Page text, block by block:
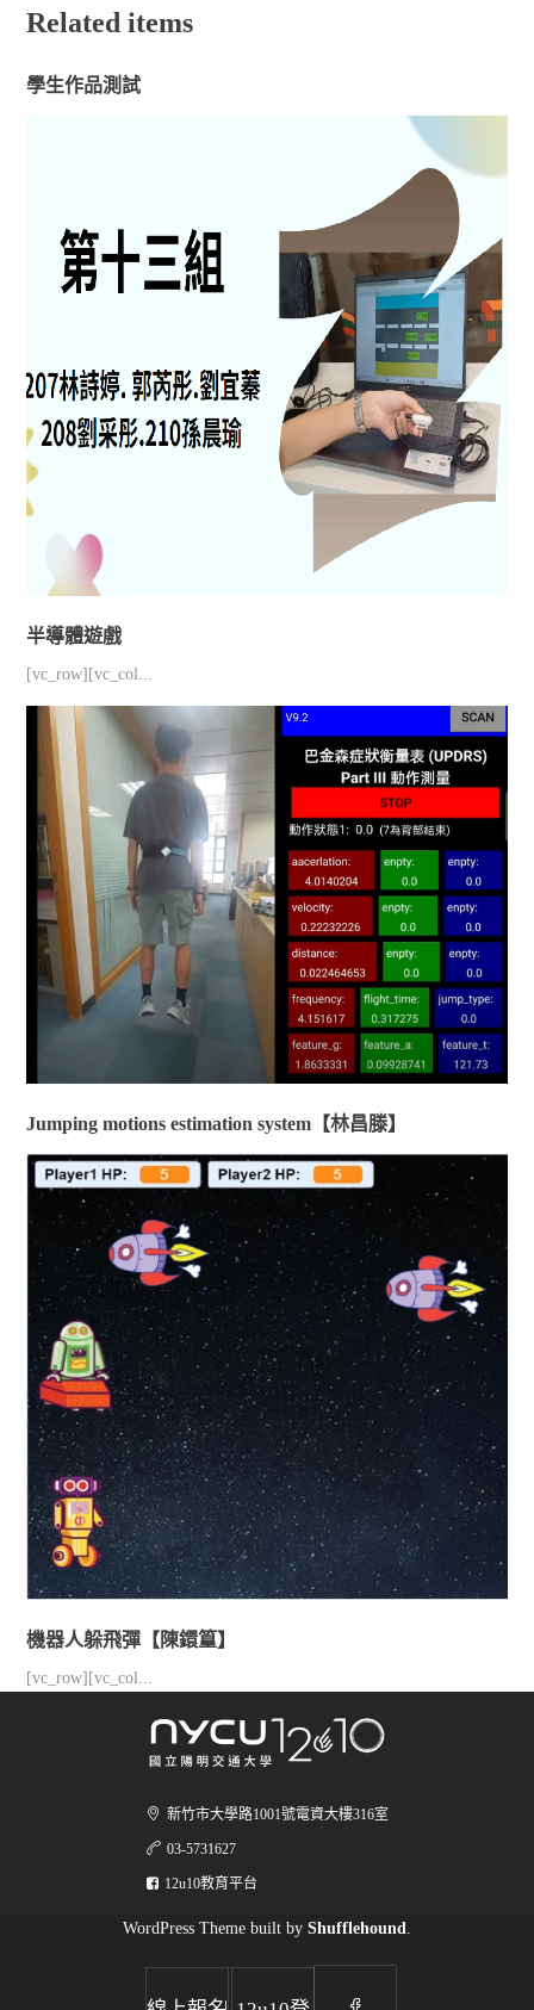
Related items
學生作品測試
半導體遊戲
[vc_row][vc_col...
Jumping motions estimation system【林昌滕】
機器人躲飛彈【陳鐶篁】
[vc_row][vc_col...
新竹市大學路1001號電資大樓316室
03-5731627
12u10教育平台
WordPress Theme built by Shufflehound.